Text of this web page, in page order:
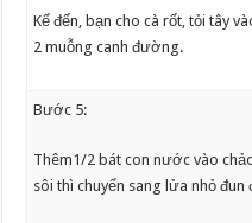
Kế đến, bạn cho cà rốt, tỏi tây
2 muỗng canh đường.
Bước 5:
Thêm1/2 bát con nước vào
sôi thì chuyển sang lửa nhỏ